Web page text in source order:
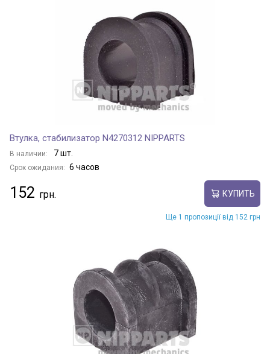
Втулка, стабилизатор N4270312 NIPPARTS
В наличии: 7 шт.
Срок ожидания: 6 часов
152 КУПИТЬ
Ще 1 пропозиції від 152 грн